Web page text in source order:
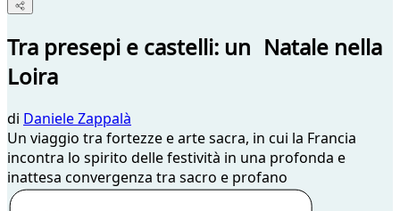
Tra presepi e castelli: un Natale nella
Loira
di Daniele Zappalà
Un viaggio tra fortezze e arte sacra, in cui la Francia
incontra lo spirito delle festività in una profonda e
inattesa convergenza tra sacro e profano